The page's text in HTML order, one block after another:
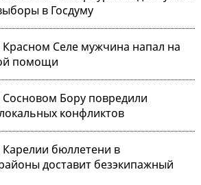
в Госдуму
Красном Селе мужчина напал на
помощи
Сосновом Бору повредили
конфликтов
Карелии бюллетени в
доставит безэкипажный